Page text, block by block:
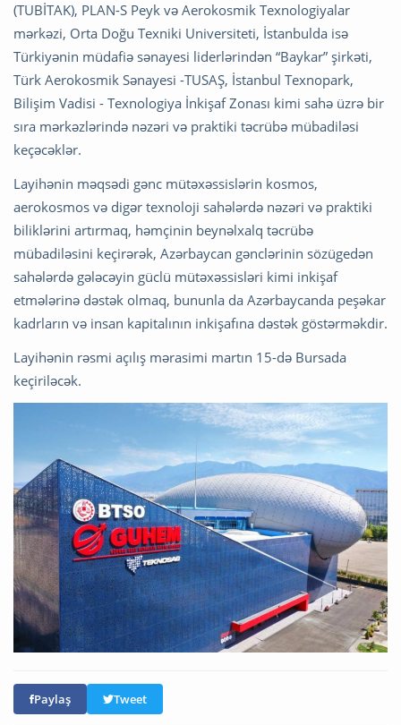
(TUBİTAK), PLAN-S Peyk və Aerokosmik Texnologiyalar
mərkəzi, Orta Doğu Texniki Universiteti, İstanbulda isə
Türkiyənin müdafiə sənayesi liderlərindən “Baykar” şirkəti,
Türk Aerokosmik Sənayesi -TUSAŞ, İstanbul Texnopark,
Bilişim Vadisi - Texnologiya İnkişaf Zonası kimi sahə üzrə bir
sıra mərkəzlərində nəzəri və praktiki təcrübə mübadiləsi
keçəcəklər.
Layihənin məqsədi gənc mütəxəssislərin kosmos,
aerokosmos və digər texnoloji sahələrdə nəzəri və praktiki
biliklərini artırmaq, həmçinin beynəlxalq təcrübə
mübadiləsini keçirərək, Azərbaycan gənclərinin sözügedən
sahələrdə gələcəyin güclü mütəxəssisləri kimi inkişaf
etmələrinə dəstək olmaq, bununla da Azərbaycanda peşəkar
kadrların və insan kapitalının inkişafına dəstək göstərməkdir.
Layihənin rəsmi açılış mərasimi martın 15-də Bursada
keçiriləcək.
Paylaş Tweet